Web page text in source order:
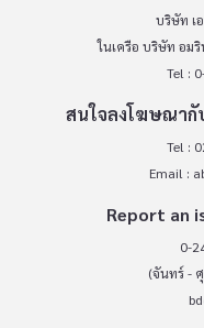
บริษัท เ
ในเครือ บริษัท อม
Tel :
สนใจลงโฆษณากั
Tel :
Email :
Report an
0-
(จันทร์ -